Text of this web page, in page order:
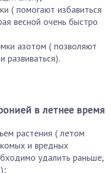
( помогают избавиться
весной очень быстро
азотом ( позволяют
развиваться).
в летнее время
растения ( летом
и вредных
удалить раньше,